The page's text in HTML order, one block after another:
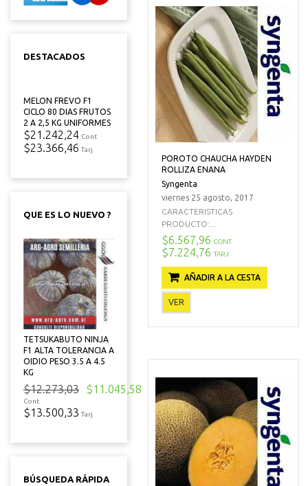
DESTACADOS
MELON FREVO F1
CICLO 80 DIAS FRUTOS
2 A 2,5 KG UNIFORMES
$21.242,24 Cont
$23.366,46 Tarj
QUE ES LO NUEVO ?
TETSUKABUTO NINJA
F1 ALTA TOLERANCIA A
OIDIO PESO 3.5 A 4.5
KG
$12.273,03 $11.045,58
Cont
$13.500,33 Tarj
BÚSQUEDA RÁPIDA
POROTO CHAUCHA HAYDEN
ROLLIZA ENANA
Syngenta
viernes 25 agosto, 2017
CARACTERISTICAS
PRODUCTO:...
$6.567,96 CONT
$7.224,76 TARJ
AÑADIR A LA CESTA
VER